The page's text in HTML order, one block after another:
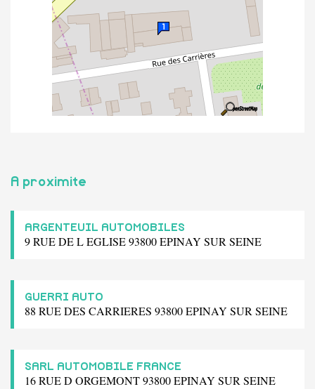
A proximite
ARGENTEUIL AUTOMOBILES
9 RUE DE L EGLISE 93800 EPINAY SUR SEINE
GUERRI AUTO
88 RUE DES CARRIERES 93800 EPINAY SUR SEINE
SARL AUTOMOBILE FRANCE
16 RUE D ORGEMONT 93800 EPINAY SUR SEINE